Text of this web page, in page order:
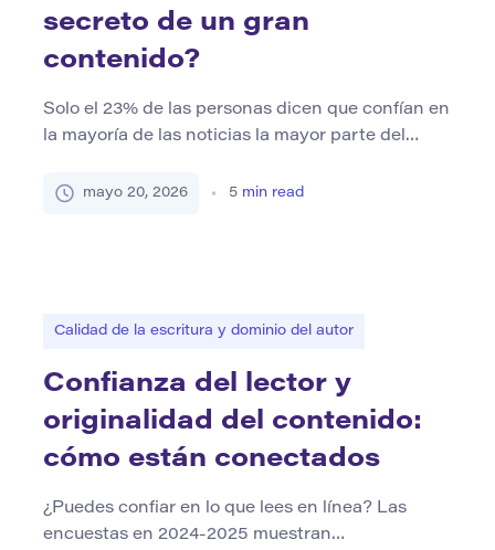
secreto de un gran
contenido?
Solo el 23% de las personas dicen que confían en
la mayoría de las noticias la mayor parte del
2024 del Instituto Reuters, un recordatorio de
mayo 20, 2026 5 min read
Calidad de la escritura y dominio del autor
Confianza del lector y
originalidad del contenido:
cómo están conectados
¿Puedes confiar en lo que lees en línea? Las
encuestas en 2024-2025 muestran